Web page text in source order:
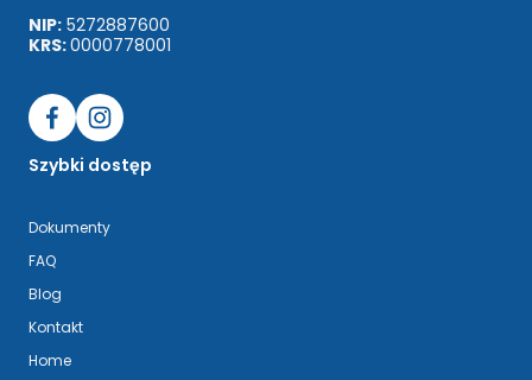
NIP: 5272887600
KRS:0000778001
Szybki dostęp
Dokumenty
FAQ
Blog
Kontakt
Home